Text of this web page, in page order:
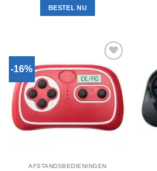
BESTEL NU
-16%
Toevoegen
aan
verlanglijst
AFSTANDSBEDIENINGEN